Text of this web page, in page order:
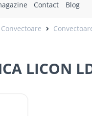
Contact Blog
Convectoare
LICON